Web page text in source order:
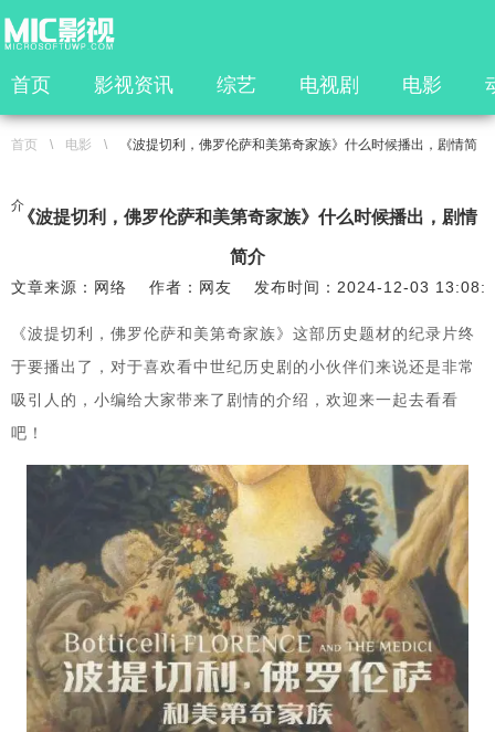
首页 影视资讯 综艺 电视剧 电影
首页 \ 电影 \ 《波提切利，佛罗伦萨和美第奇家族》什么时候播出，剧情简
介
《波提切利，佛罗伦萨和美第奇家族》什么时候播出，剧情
简介
文章来源：网络 作者：网友 发布时间：2024-12-03
《波提切利，佛罗伦萨和美第奇家族》这部历史题材的纪录片终
于要播出了，对于喜欢看中世纪历史剧的小伙伴们来说还是非常
吸引人的，小编给大家带来了剧情的介绍，欢迎来一起去看看
吧！